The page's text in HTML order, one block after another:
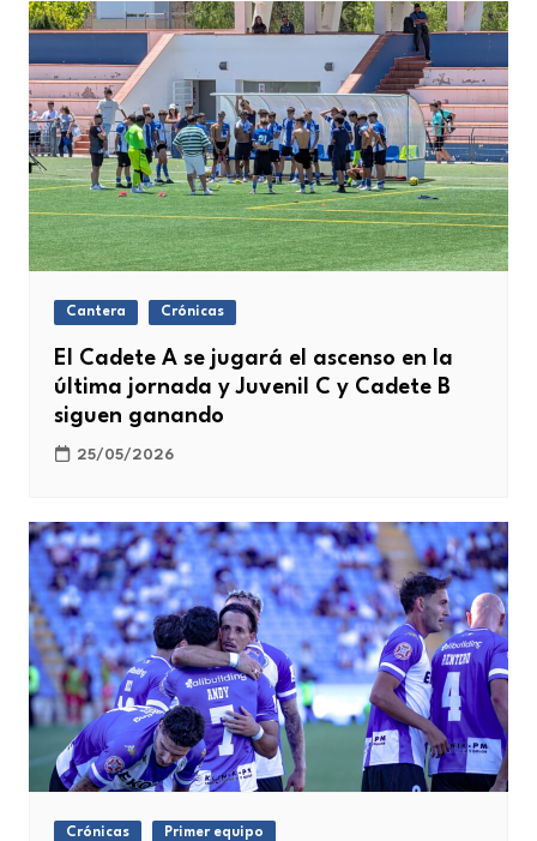
Cantera Crónicas
El Cadete A se jugará el ascenso en la
última jornada y Juvenil C y Cadete B
siguen ganando
25/05/2026
Crónicas Primer equipo